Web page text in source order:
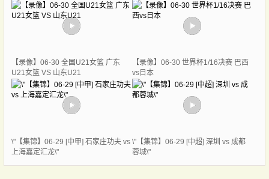
【录像】06-30 全国U21女篮 广东
U21女篮 VS 山东U21
【录像】06-30 世界杯1/16决赛 巴西
vs日本
\"【集锦】06-29 [中甲] 石家庄功夫 vs
上海嘉定汇龙\"
\"【集锦】06-29 [中超] 深圳 vs 成都
蓉城\"